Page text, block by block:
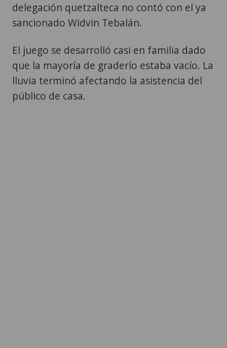
delegación quetzalteca no contó con el ya
sancionado Widvin Tebalán.
El juego se desarrolló casi en familia dado
que la mayoría de graderío estaba vacío. La
lluvia terminó afectando la asistencia del
público de casa.